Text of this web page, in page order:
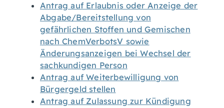
Antrag auf Erlaubnis oder Anzeige der
Abgabe/Bereitstellung von
gefährlichen Stoffen und Gemischen
nach ChemVerbotsV sowie
Änderungsanzeigen bei Wechsel der
sachkundigen Person
Antrag auf Weiterbewilligung von
Bürgergeld stellen
Antrag auf Zulassung zur Kündigung